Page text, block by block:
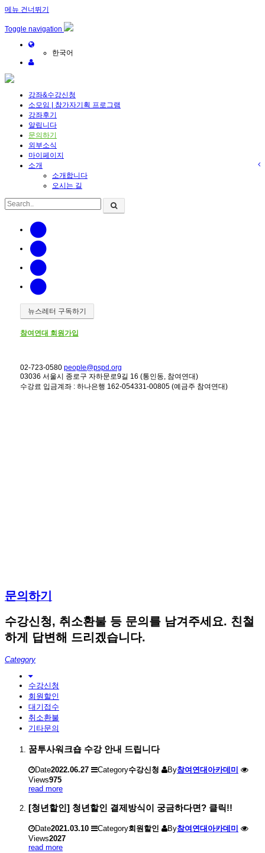
메뉴 건너뛰기
Toggle navigation
한국어
강좌&수강신청
소모임 | 참가자기획 프로그램
강좌후기
알립니다
문의하기
외부소식
마이페이지
소개
소개합니다
오시는 길
뉴스레터 구독하기
참여연대 회원가입
02-723-0580 people@pspd.org
03036 서울시 종로구 자하문로9길 16 (통인동, 참여연대)
수강료 입금계좌 : 하나은행 162-054331-00805 (예금주 참여연대)
문의하기
수강신청, 취소환불 등 문의를 남겨주세요. 친철
하게 답변해 드리겠습니다.
Category
수강신청
회원할인
대기접수
취소환불
기타문의
꿈투사워크숍 수강 안내 드립니다
Date2022.06.27 Category수강신청 By참여연대아카데미
Views975
read more
[청년할인] 청년할인 결제방식이 궁금하다면? 클릭!!
Date2021.03.10 Category회원할인 By참여연대아카데미
Views2027
read more